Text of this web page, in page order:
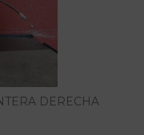
DERECHA